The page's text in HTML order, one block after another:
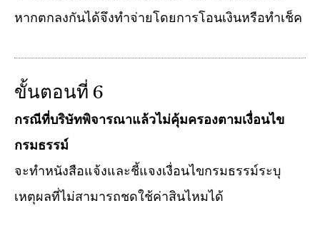
หากตกลงกันได้จึงทำจ่ายโดยการโอนเงินหรือทำเช็ค
ขั้นตอนที่ 6
กรณีที่บริษัทพิจารณาแล้วไม่คุ้มครองตามเงื่อนไข
กรมธรรม์
จะทำหนังสือแจ้งและชี้แจงเงื่อนไขกรมธรรม์ระบุ
เหตุผลที่ไม่สามารถชดใช้ค่าสินไหมได้